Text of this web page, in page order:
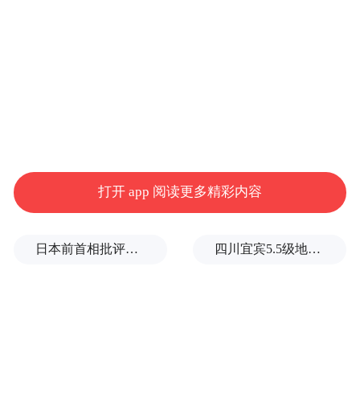
打开 app 阅读更多精彩内容
日本前首相批评高市在处理中美关系上缺乏战略 四川宜宾5.5级地震后，余震为什么持续不断？官方回应